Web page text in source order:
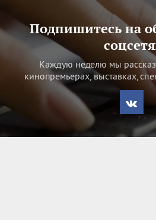
Подпишитесь на
Каждую неделю мы
кинопремьерах, выставках,